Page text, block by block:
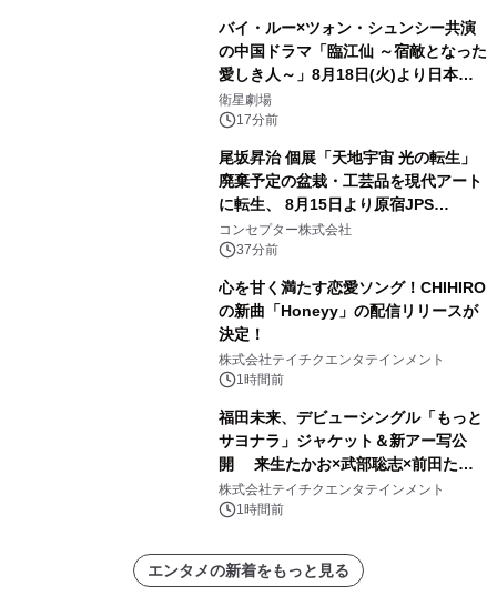
バイ・ルー×ツォン・シュンシー共演
の中国ドラマ「臨江仙 ～宿敵となった
愛しき人～」8月18日(火)より日本初
放送！YouTubeにて8月11日(火)より
第1話期間限定公開！CS衛星劇場
衛星劇場
17分前
尾坂昇治 個展「天地宇宙 光の転生」
廃棄予定の盆栽・工芸品を現代アート
に転生、 8月15日より原宿JPS
Galleryにて約30点を展示
コンセプター株式会社
37分前
心を甘く満たす恋愛ソング！CHIHIRO
の新曲「Honeyy」の配信リリースが
決定！
株式会社テイチクエンタテインメント
1時間前
福田未来、デビューシングル「もっと
サヨナラ」ジャケット＆新アー写公
開 来生たかお×武部聡志×前田たか
ひろの豪華タッグ
株式会社テイチクエンタテインメント
1時間前
エンタメの新着をもっと見る